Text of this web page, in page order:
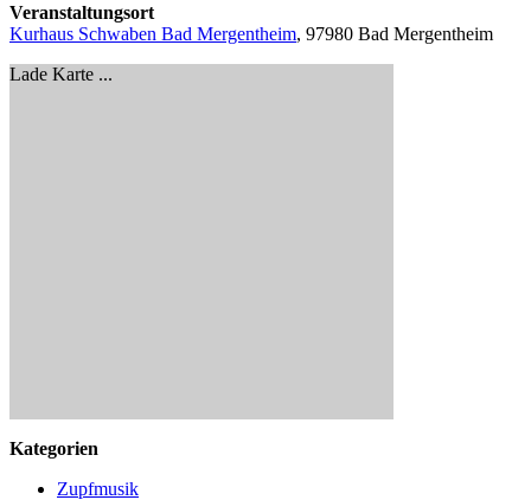
Veranstaltungsort
Kurhaus Schwaben Bad Mergentheim, 97980 Bad Mergentheim
Lade Karte ...
Kategorien
Zupfmusik